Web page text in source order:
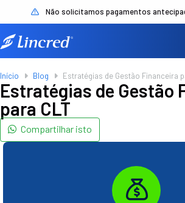
Não solicitamos pagamentos
Início Blog Estratégias de Gestão Financeira
Estratégias de Gestão
para CLT
Compartilhar isto